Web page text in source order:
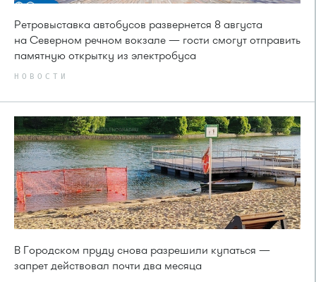
Ретровыставка автобусов развернется 8 августа
на Северном речном вокзале — гости смогут отправить
памятную открытку из электробуса
НОВОСТИ
В Городском пруду снова разрешили купаться —
запрет действовал почти два месяца